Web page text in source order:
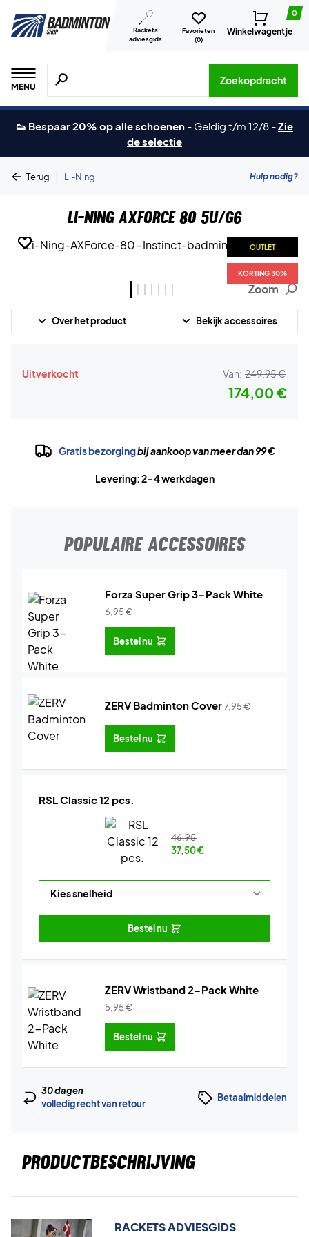
Rackets
adviesgids
Favorieten
(0)
0
Winkelwagentje
MENU
Zoeken naar producten, merken etc.
Zoekopdracht
👟 Bespaar 20% op alle schoenen - Geldig t/m 12/8 -Zie
de selectie
Terug | Li-Ning Hulp nodig?
Li-Ning AXForce 80 5U/G6
OUTLET
KORTING 30%
OUTLET
KORTING 30%
OUTLET
KORTING 30%
OUTLET
KORTING 30%
OUTLET
KORTING 30%
OUTLET
KORTING 30%
OUTLET
KORTING 30%
Zoom
Over het product Bekijk accessoires
Uitverkocht Van: 249,95 €
174,00 €
Gratis bezorgingbij aankoop van meer dan 99 €
Levering: 2-4 werkdagen
POPULAIRE ACCESSOIRES
Forza Super Grip 3-Pack White
6,95€
Bestel nu
ZERV Badminton Cover7,95€
Bestel nu
RSL Classic 12 pcs.
46,95
37,50€
Bestel nu
ZERV Wristband 2-Pack White
5,95€
Bestel nu
30 dagen
volledig recht van retour
Betaalmiddelen
PRODUCTBESCHRIJVING
RACKETS ADVIESGIDS